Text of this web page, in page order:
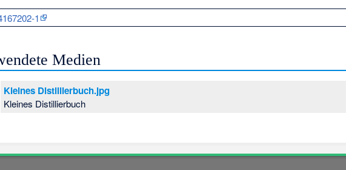
1
Medien
Kleines Distillierbuch.jpg
Kleines Distillierbuch